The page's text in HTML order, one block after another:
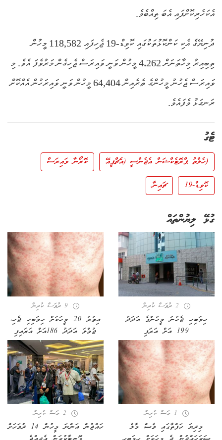
އެކަހެރިކޮށްފައި އެބަ ތިއްބެވެ.
ދުނިޔޭގެ އެކި ކަންކޮޅުތަކުގައި ކޮވިޑް-19 ޖެހިފައި 118,582 މީހުން
ތިބިއިރު މިހާތަނަށް 4،262 މީހުން ވަނީ ވައިރަސް ޖެހިގެން މަރުވެފަ އެވެ. މި
ވައިރަސް ޖެހުނު މީހުންގެ ތެރެއިން 64,404 މީހުން ވަނީ ވައިރަހުން އެއްކޮށް
ރަނގަޅު ވެފައެވެ.
ޓެގު
(ހެލްތު ޕްރޮޓެކްޝަން އެޖެންސީ (އެޗްޕީއޭ
ކޮރޯނާ ވައިރަސް
ކޮވިޑް-19
ޗައިނާ
ގުޅޭ ލިޔުންތައް
2 ދުވަސް ކުރިން
ހިމަބިހި ޖެހުނު މީހުންގެ އަދަދު
199 އަށް އަރަފި
9 ދުވަސް ކުރިން
އިތުރު 20 މީހަކަށް ހިމަބިހި ޖެހި،
ޖުމްލަ އަދަދު 186އަށް އަރައިފި
1 މަސް ކުރިން
މިދިޔަ ހަފްތާގައި ވެސް މާލެ
2 މަސް ކުރިން
ހައްޖުން އަންނަ މީހުން 14 ދުވަހަށް